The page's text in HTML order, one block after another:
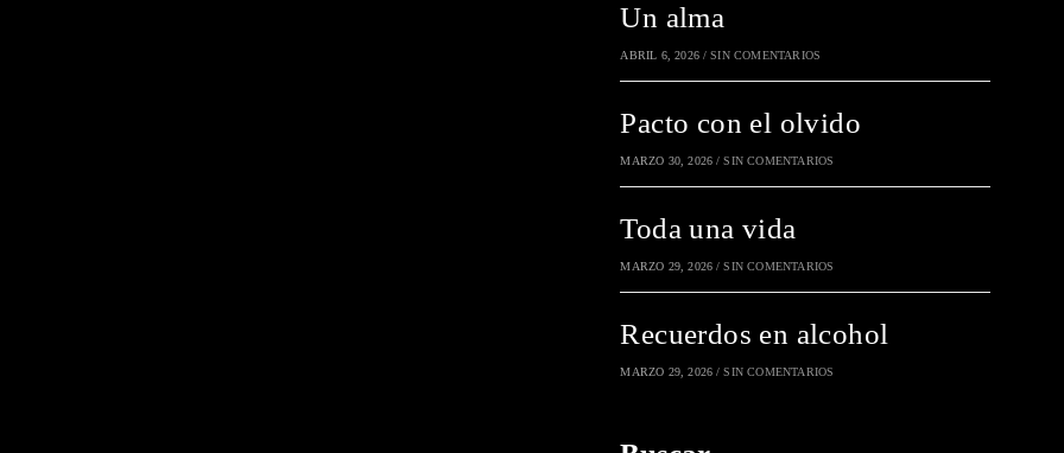
Un alma
ABRIL 6, 2026 / SIN COMENTARIOS
Pacto con el olvido
MARZO 30, 2026 / SIN COMENTARIOS
Toda una vida
MARZO 29, 2026 / SIN COMENTARIOS
Recuerdos en alcohol
MARZO 29, 2026 / SIN COMENTARIOS